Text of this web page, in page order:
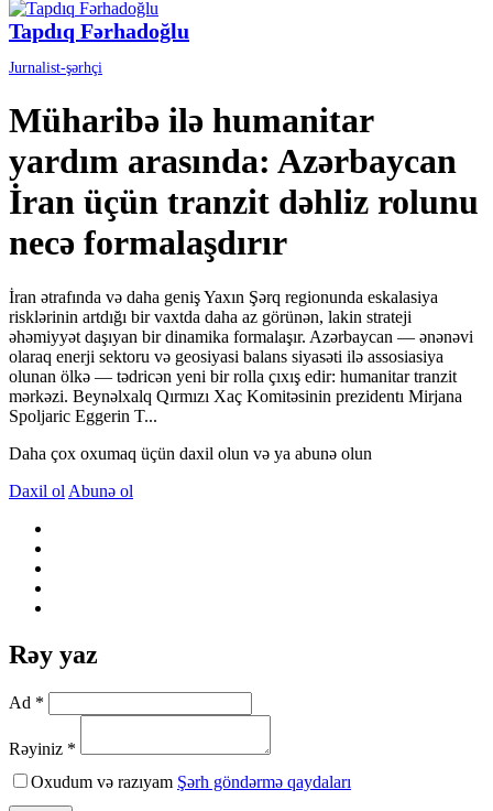
Tapdıq Fərhadoğlu
Jurnalist-şərhçi
Müharibə ilə humanitar
yardım arasında: Azərbaycan
İran üçün tranzit dəhliz rolunu
necə formalaşdırır
İran ətrafında və daha geniş Yaxın Şərq regionunda eskalasiya
risklərinin artdığı bir vaxtda daha az görünən, lakin strateji
əhəmiyyət daşıyan bir dinamika formalaşır. Azərbaycan — ənənəvi
olaraq enerji sektoru və geosiyasi balans siyasəti ilə assosiasiya
olunan ölkə — tədricən yeni bir rolla çıxış edir: humanitar tranzit
mərkəzi. Beynəlxalq Qırmızı Xaç Komitəsinin prezidentı Mirjana
Spoljaric Eggerin T...
Daha çox oxumaq üçün daxil olun və ya abunə olun
Daxil ol Abunə ol
Rəy yaz
Ad *
Rəyiniz *
Oxudum və razıyam Şərh göndərmə qaydaları